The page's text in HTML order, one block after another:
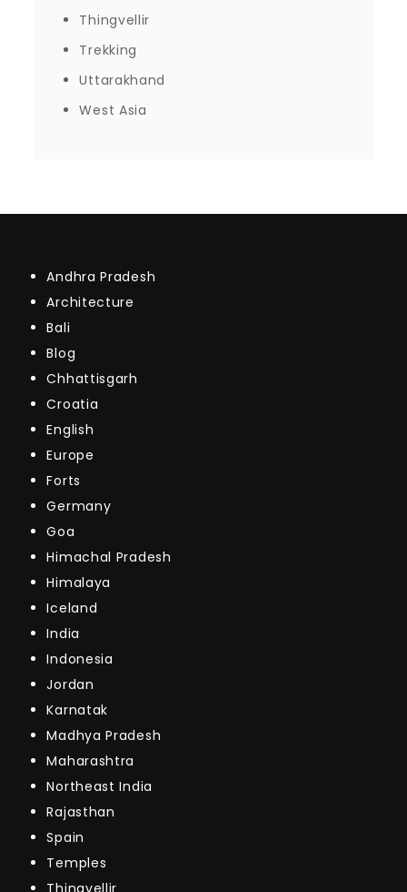
Thingvellir
Trekking
Uttarakhand
West Asia
Andhra Pradesh
Architecture
Bali
Blog
Chhattisgarh
Croatia
English
Europe
Forts
Germany
Goa
Himachal Pradesh
Himalaya
Iceland
India
Indonesia
Jordan
Karnatak
Madhya Pradesh
Maharashtra
Northeast India
Rajasthan
Spain
Temples
Thingvellir